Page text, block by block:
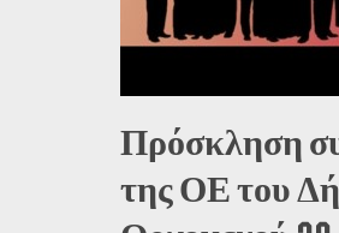
Πρόσκληση
της ΟΕ του